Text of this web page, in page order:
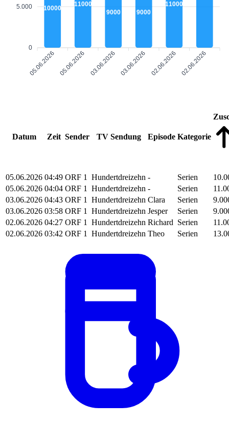
5.000
0
10000
11000
9000
9000
11000
05.06.2026 05.06.2026 03.06.2026 03.06.2026 02.06.2026 02.06.2026
Datum Zeit Sender TV Sendung Episode Kategorie
05.06.2026 04:49 ORF 1 Hundertdreizehn - Serien
05.06.2026 04:04 ORF 1 Hundertdreizehn - Serien
03.06.2026 04:43 ORF 1 Hundertdreizehn Clara Serien
03.06.2026 03:58 ORF 1 Hundertdreizehn Jesper Serien
02.06.2026 04:27 ORF 1 Hundertdreizehn Richard Serien
02.06.2026 03:42 ORF 1 Hundertdreizehn Theo Serien